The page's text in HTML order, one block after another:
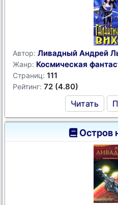
Автор: Ливадный Андрей
Жанр: Космическая
Страниц: 111
Рейтинг: 72 (4.80)
Читать
Остров